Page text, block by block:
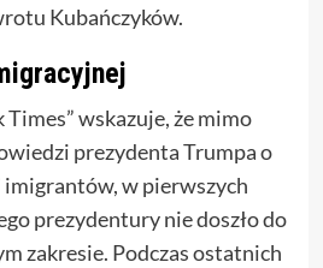
Kubańczyków.
wskazuje, że mimo
prezydenta Trumpa o
w pierwszych
prezydentury nie doszło do
zakresie. Podczas ostatnich